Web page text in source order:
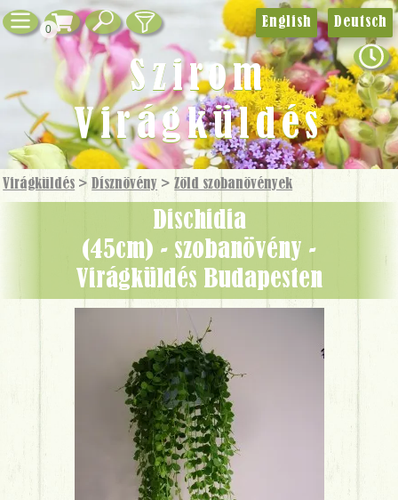
0
Virágküldés > Dísznövény >Zöld szobanövények
Dischidia
(45cm) - szobanövény -
Virágküldés Budapesten
English Deutsch
Szirom
Virágküldés